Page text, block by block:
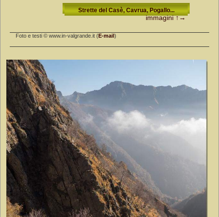
Strette del Casè, Cavrua, Pogallo...
immagini↑→
Foto e testi © www.in-valgrande.it (E-mail)